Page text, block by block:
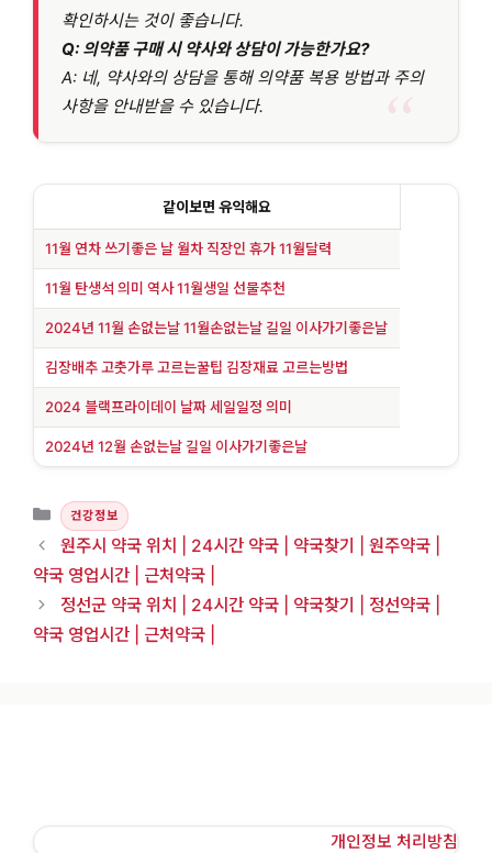
확인하시는 것이 좋습니다.
Q: 의약품 구매 시 약사와 상담이 가능한가요?
A: 네, 약사와의 상담을 통해 의약품 복용 방법과 주의
사항을 안내받을 수 있습니다.
같이보면 유익해요
11월 연차 쓰기좋은 날 월차 직장인 휴가 11월달력
11월 탄생석 의미 역사 11월생일 선물추천
2024년 11월 손없는날 11월손없는날 길일 이사가기좋은날
김장배추 고춧가루 고르는꿀팁 김장재료 고르는방법
2024 블랙프라이데이 날짜 세일일정 의미
2024년 12월 손없는날 길일 이사가기좋은날
카테고리
건강정보
원주시 약국 위치 | 24시간 약국 | 약국찾기 | 원주약국 |
약국 영업시간 | 근처약국 |
정선군 약국 위치 | 24시간 약국 | 약국찾기 | 정선약국 |
약국 영업시간 | 근처약국 |
개인정보 처리방침